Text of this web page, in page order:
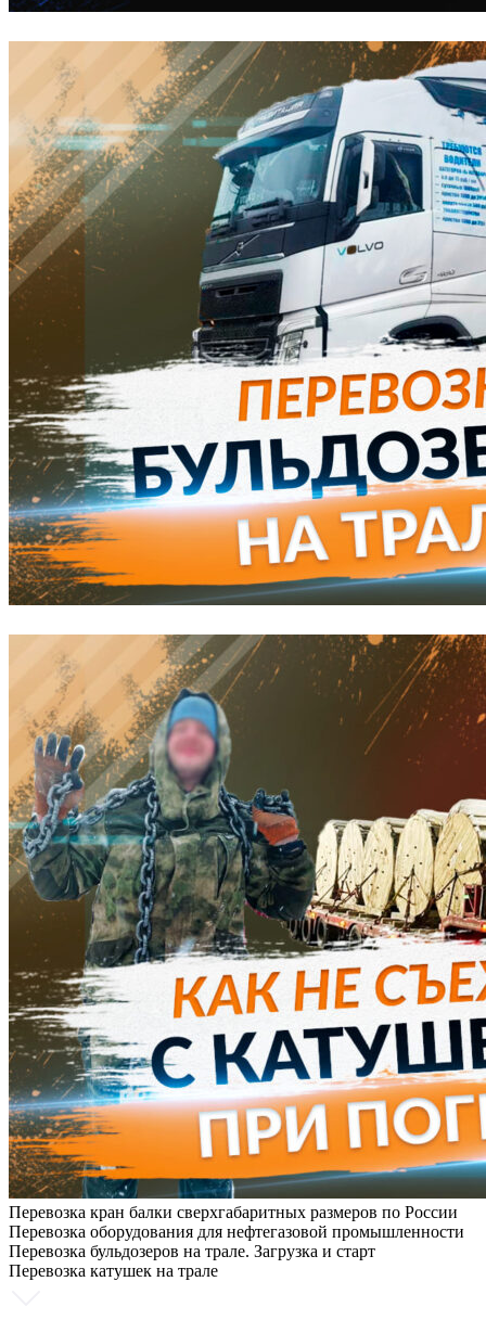
Перевозка кран балки сверхгабаритных размеров по России
Перевозка оборудования для нефтегазовой промышленности
Перевозка бульдозеров на трале. Загрузка и старт
Перевозка катушек на трале